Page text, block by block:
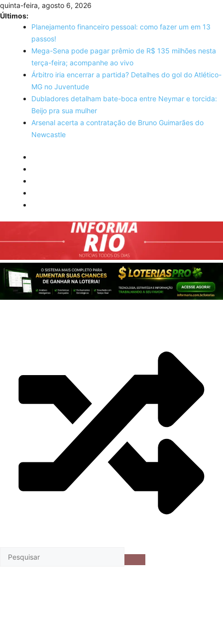
Skip
to
content
quinta-feira, agosto 6, 2026
Últimos:
Planejamento financeiro pessoal: como fazer um em 13
passos!
Mega-Sena pode pagar prêmio de R$ 135 milhões nesta
terça-feira; acompanhe ao vivo
Árbitro iria encerrar a partida? Detalhes do gol do Atlético-
MG no Juventude
Dubladores detalham bate-boca entre Neymar e torcida:
Beijo pra sua mulher
Arsenal acerta a contratação de Bruno Guimarães do
Newcastle